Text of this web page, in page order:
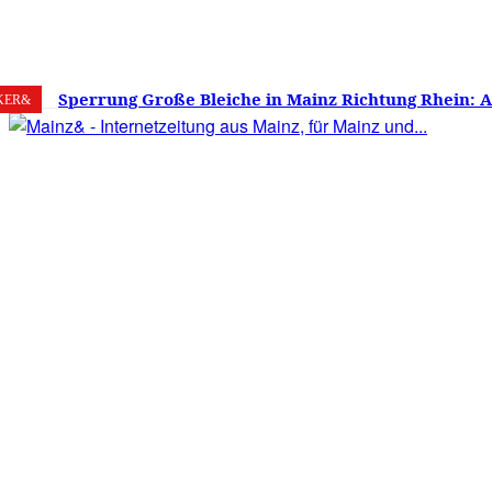
8. August 2026 28.3 Mainz
Sperrung Große Bleiche in Mainz Richtung Rhein:
verwirrt, Mainzer stinksauer – Haben die Mainzer